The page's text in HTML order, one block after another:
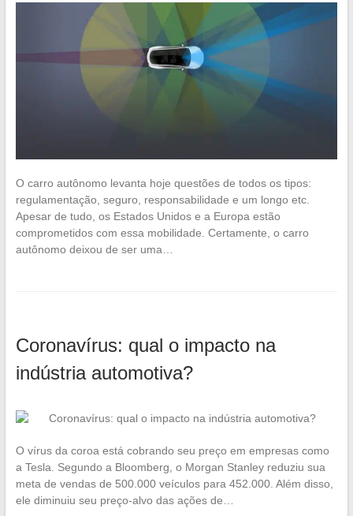
O carro autônomo levanta hoje questões de todos os tipos:
regulamentação, seguro, responsabilidade e um longo etc.
Apesar de tudo, os Estados Unidos e a Europa estão
comprometidos com essa mobilidade. Certamente, o carro
autônomo deixou de ser uma…
Coronavírus: qual o impacto na
indústria automotiva?
O vírus da coroa está cobrando seu preço em empresas como
a Tesla. Segundo a Bloomberg, o Morgan Stanley reduziu sua
meta de vendas de 500.000 veículos para 452.000. Além disso,
ele diminuiu seu preço-alvo das ações de…